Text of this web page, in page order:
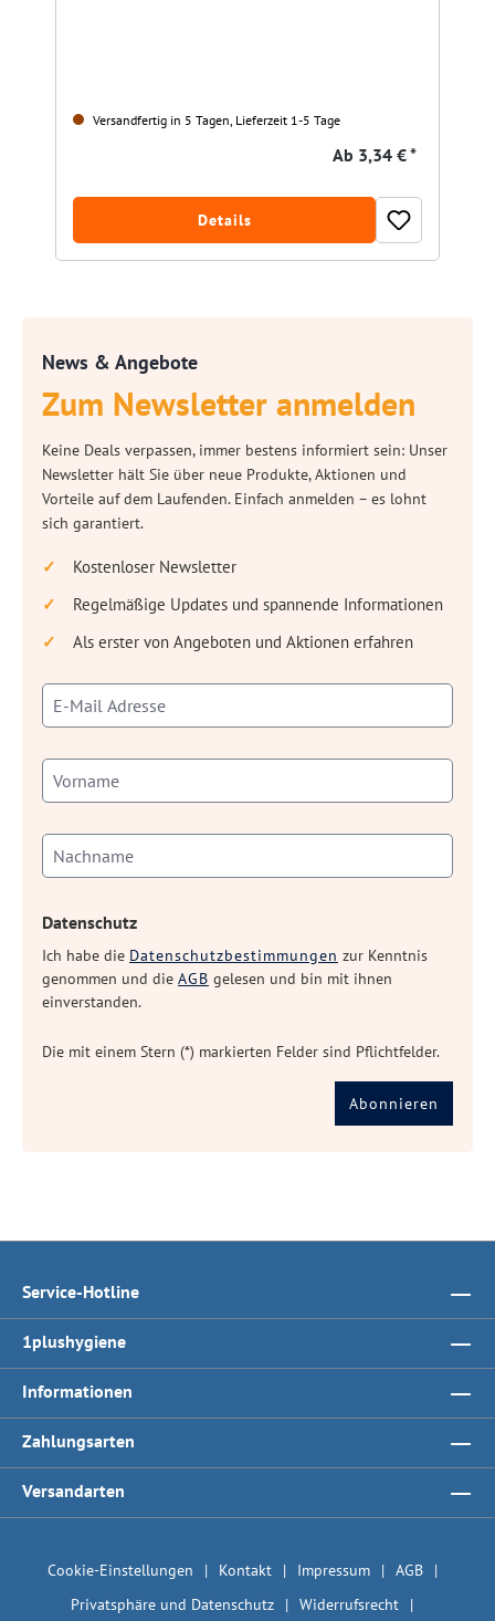
Versandfertig in 5 Tagen, Lieferzeit 1-5 Tage
Ab 3,34 € *
Details
News & Angebote
Zum Newsletter anmelden
Keine Deals verpassen, immer bestens informiert sein: Unser
Newsletter hält Sie über neue Produkte, Aktionen und
Vorteile auf dem Laufenden. Einfach anmelden – es lohnt
sich garantiert.
Kostenloser Newsletter
Regelmäßige Updates und spannende Informationen
Als erster von Angeboten und Aktionen erfahren
Datenschutz
Ich habe die Datenschutzbestimmungen zur Kenntnis
genommen und die AGB gelesen und bin mit ihnen
einverstanden.
Die mit einem Stern (*) markierten Felder sind Pflichtfelder.
Abonnieren
Service-Hotline
1plushygiene
Informationen
Zahlungsarten
Versandarten
Cookie-Einstellungen Kontakt Impressum
AGB
Privatsphäre und Datenschutz
Widerrufsrecht